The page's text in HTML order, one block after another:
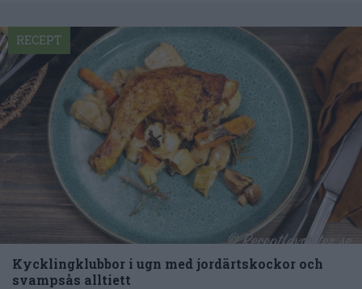
Kycklingklubbor i ugn med jordärtskockor och
svampsås alltiett
RECEPT